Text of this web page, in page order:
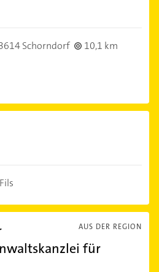
Schorndorf
10,1 km
AUS DER REGION
für